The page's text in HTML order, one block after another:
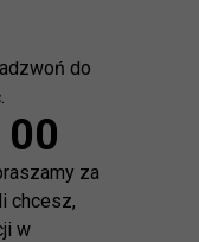
do
za
chcesz,
w